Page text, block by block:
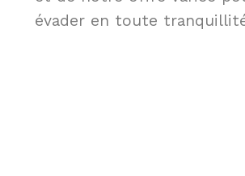
évader en toute